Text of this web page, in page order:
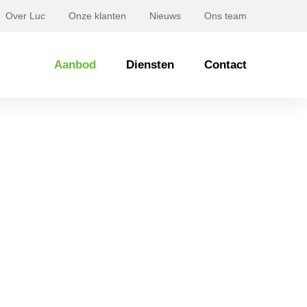
Over Luc Onze klanten Nieuws Ons team
Aanbod Diensten Contact